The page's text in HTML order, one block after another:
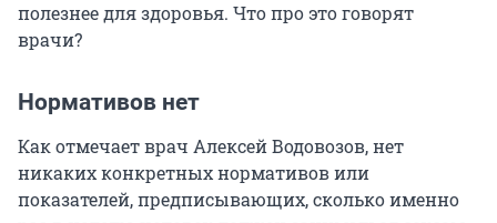
полезнее для здоровья. Что про это говорят
врачи?
Нормативов нет
Как отмечает врач Алексей Водовозов, нет
никаких конкретных нормативов или
показателей, предписывающих, сколько именно